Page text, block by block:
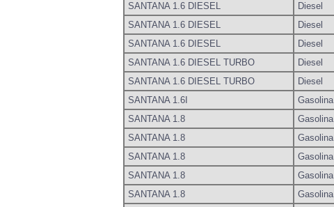
SANTANA 1.6 DIESEL
Diesel
SANTANA 1.6 DIESEL
Diesel
SANTANA 1.6 DIESEL
Diesel
SANTANA 1.6 DIESEL TURBO
Diesel
SANTANA 1.6 DIESEL TURBO
Diesel
SANTANA 1.6I
Gasolina
SANTANA 1.8
Gasolina
SANTANA 1.8
Gasolina
SANTANA 1.8
Gasolina
SANTANA 1.8
Gasolina
SANTANA 1.8
Gasolina